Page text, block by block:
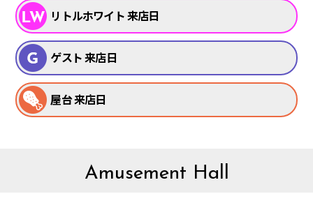
リトルホワイト 来店日
ゲスト 来店日
屋台 来店日
Amusement Hall